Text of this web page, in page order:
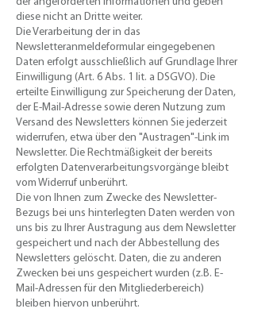
diese nicht an Dritte weiter.
Die Verarbeitung der in das
Newsletteranmeldeformular eingegebenen
Daten erfolgt ausschließlich auf Grundlage Ihrer
Einwilligung (Art. 6 Abs. 1 lit. a DSGVO). Die
erteilte Einwilligung zur Speicherung der Daten,
der E-Mail-Adresse sowie deren Nutzung zum
Versand des Newsletters können Sie jederzeit
widerrufen, etwa über den "Austragen"-Link im
Newsletter. Die Rechtmäßigkeit der bereits
erfolgten Datenverarbeitungsvorgänge bleibt
vom Widerruf unberührt.
Die von Ihnen zum Zwecke des Newsletter-
Bezugs bei uns hinterlegten Daten werden von
uns bis zu Ihrer Austragung aus dem Newsletter
gespeichert und nach der Abbestellung des
Newsletters gelöscht. Daten, die zu anderen
Zwecken bei uns gespeichert wurden (z.B. E-
Mail-Adressen für den Mitgliederbereich)
bleiben hiervon unberührt.​